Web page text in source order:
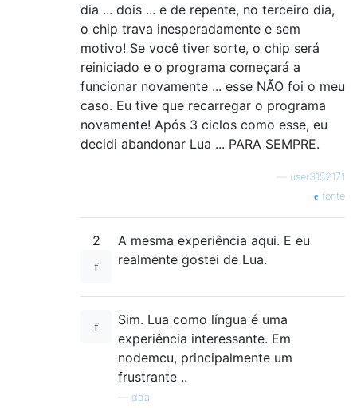
dia ... dois ... e de repente, no terceiro dia,
o chip trava inesperadamente e sem
motivo! Se você tiver sorte, o chip será
reiniciado e o programa começará a
funcionar novamente ... esse NÃO foi o meu
caso. Eu tive que recarregar o programa
novamente! Após 3 ciclos como esse, eu
decidi abandonar Lua ... PARA SEMPRE.
user3152171
fonte
2
A mesma experiência aqui. E eu
realmente gostei de Lua.
Sim. Lua como língua é uma
experiência interessante. Em
nodemcu, principalmente um
frustrante ..
dda